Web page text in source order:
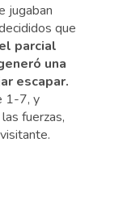
jugaban
que
parcial
una
escapar.
1-7, y
fuerzas,